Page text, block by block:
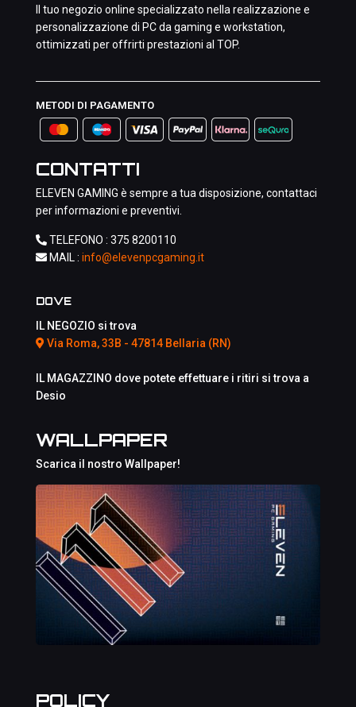
Il tuo negozio online specializzato nella realizzazione e
personalizzazione di PC da gaming e workstation,
ottimizzati per offrirti prestazioni al TOP.
METODI DI PAGAMENTO
CONTATTI
ELEVEN GAMING è sempre a tua disposizione, contattaci
per informazioni e preventivi.
TELEFONO : 375 8200110
MAIL : info@elevenpcgaming.it
DOVE
IL NEGOZIO si trova
Via Roma, 33B - 47814 Bellaria (RN)
IL MAGAZZINO dove potete effettuare i ritiri si trova a
Desio
WALLPAPER
Scarica il nostro Wallpaper!
POLICY